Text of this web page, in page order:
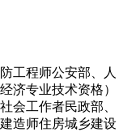
工程师公安部、人
济专业技术资格）
会工作者民政部、
造师住房城乡建设